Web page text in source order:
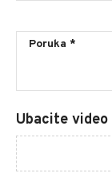
Ubacite